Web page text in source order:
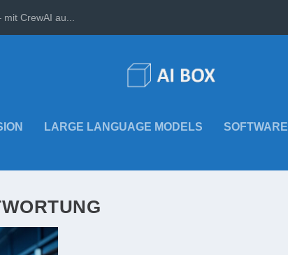
CrewAI au...
LARGE LANGUAGE MODELS SOFTWARE